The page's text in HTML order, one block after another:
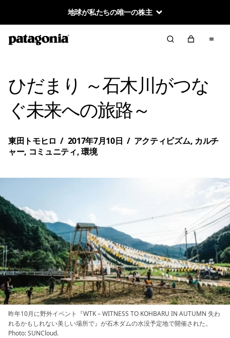
地球が私たちの唯一の株主
ひだまり ～石木川がつな
ぐ未来への旅路～
東田トモヒロ / 2017年7月10日 / アクティビズム, カルチ
ャー, コミュニティ,環境
昨年10月に野外イベント『WTK – WITNESS TO KOHBARU IN AUTUMN 失わ
れるかもしれない美しい場所で』が石木ダムの水没予定地で開催された。
Photo: SUNCloud.